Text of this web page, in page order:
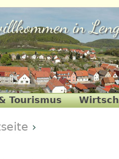
in
›
Tourismus
& Öffnungszeiten